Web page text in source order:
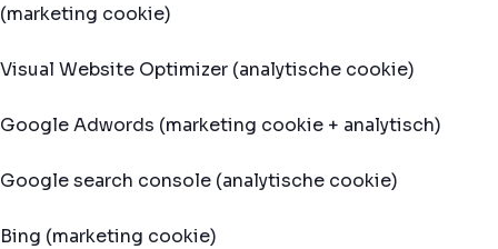
(marketing cookie)
Visual Website Optimizer (analytische cookie)
Google Adwords (marketing cookie + analytisch)
Google search console (analytische cookie)
Bing (marketing cookie)